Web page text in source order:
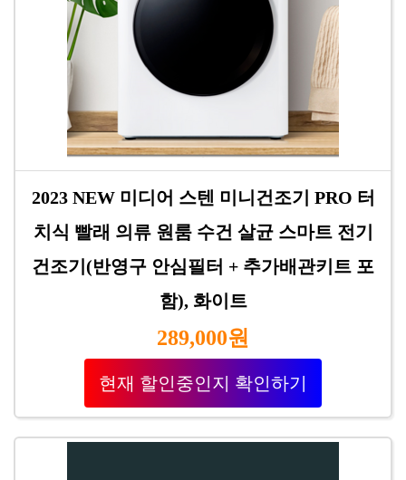
2023 NEW 미디어 스텐 미니건조기 PRO 터
치식 빨래 의류 원룸 수건 살균 스마트 전기
건조기(반영구 안심필터 + 추가배관키트 포
함), 화이트
289,000원
현재 할인중인지 확인하기